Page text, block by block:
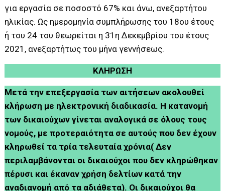
για εργασία σε ποσοστό 67% και άνω, ανεξαρτήτου
ηλικίας. Ως ημερομηνία συμπλήρωσης του 18ου έτους
ή του 24 του θεωρείται η 31η Δεκεμβρίου του έτους
2021, ανεξαρτήτως του μήνα γεννήσεως.
ΚΛΗΡΩΣΗ
Μετά την επεξεργασία των αιτήσεων ακολουθεί
κλήρωση με ηλεκτρονική διαδικασία. Η κατανομή
των δικαιούχων γίνεται αναλογικά σε όλους τους
νομούς, με προτεραιότητα σε αυτούς που δεν έχουν
κληρωθεί τα τρία τελευταία χρόνια( Δεν
περιλαμβάνονται οι δικαιούχοι που δεν κληρώθηκαν
πέρυσι και έκαναν χρήση δελτίων κατά την
αναδιανομή από τα αδιάθετα). Οι δικαιούχοι θα